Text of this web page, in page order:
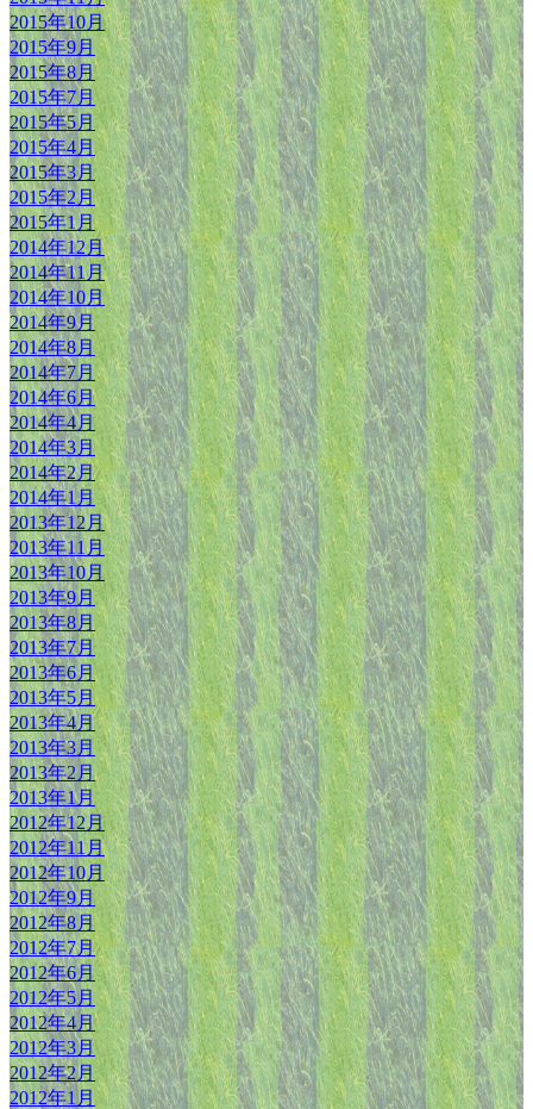
2015年10月
2015年9月
2015年8月
2015年7月
2015年5月
2015年4月
2015年3月
2015年2月
2015年1月
2014年12月
2014年11月
2014年10月
2014年9月
2014年8月
2014年7月
2014年6月
2014年4月
2014年3月
2014年2月
2014年1月
2013年12月
2013年11月
2013年10月
2013年9月
2013年8月
2013年7月
2013年6月
2013年5月
2013年4月
2013年3月
2013年2月
2013年1月
2012年12月
2012年11月
2012年10月
2012年9月
2012年8月
2012年7月
2012年6月
2012年5月
2012年4月
2012年3月
2012年2月
2012年1月